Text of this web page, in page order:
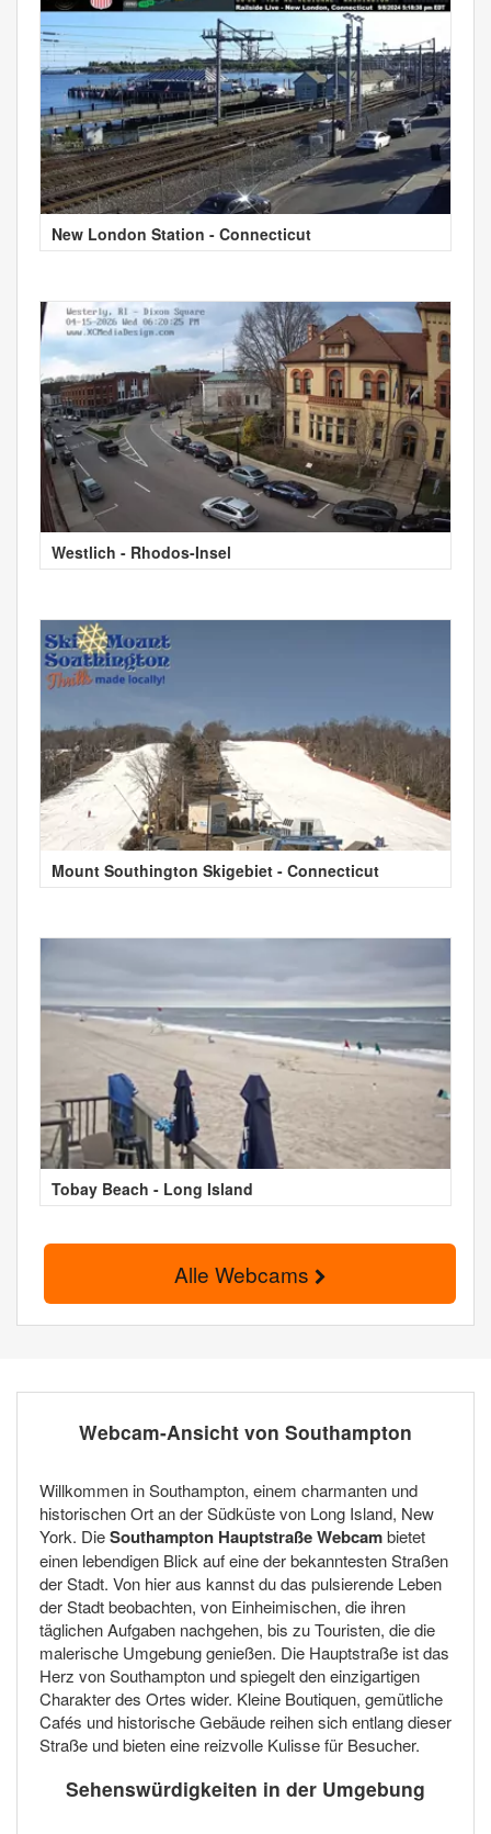
New London Station - Connecticut
Westlich - Rhodos-Insel
Mount Southington Skigebiet - Connecticut
Tobay Beach - Long Island
Alle Webcams
Webcam-Ansicht von Southampton
Willkommen in Southampton, einem charmanten und
historischen Ort an der Südküste von Long Island, New
York. DieSouthampton Hauptstraße Webcambietet
einen lebendigen Blick auf eine der bekanntesten Straßen
der Stadt. Von hier aus kannst du das pulsierende Leben
der Stadt beobachten, von Einheimischen, die ihren
täglichen Aufgaben nachgehen, bis zu Touristen, die die
malerische Umgebung genießen. Die Hauptstraße ist das
Herz von Southampton und spiegelt den einzigartigen
Charakter des Ortes wider. Kleine Boutiquen, gemütliche
Cafés und historische Gebäude reihen sich entlang dieser
Straße und bieten eine reizvolle Kulisse für Besucher.
Sehenswürdigkeiten in der Umgebung